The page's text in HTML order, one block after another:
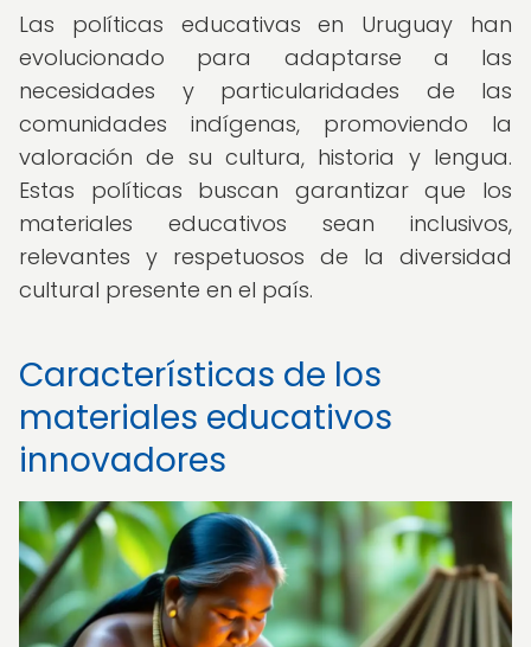
Las políticas educativas en Uruguay han
evolucionado para adaptarse a las
necesidades y particularidades de las
comunidades indígenas, promoviendo la
valoración de su cultura, historia y lengua.
Estas políticas buscan garantizar que los
materiales educativos sean inclusivos,
relevantes y respetuosos de la diversidad
cultural presente en el país.
Características de los
materiales educativos
innovadores